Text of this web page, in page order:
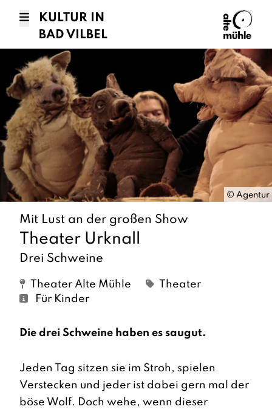
KULTUR IN
BAD VILBEL
© Agentur
Mit Lust an der großen Show
Theater Urknall
Drei Schweine
Theater Alte Mühle
Theater
Für Kinder
Die drei Schweine haben es saugut.
Jeden Tag sitzen sie im Stroh, spielen
Verstecken und jeder ist dabei gern mal der
böse Wolf. Doch wehe, wenn dieser